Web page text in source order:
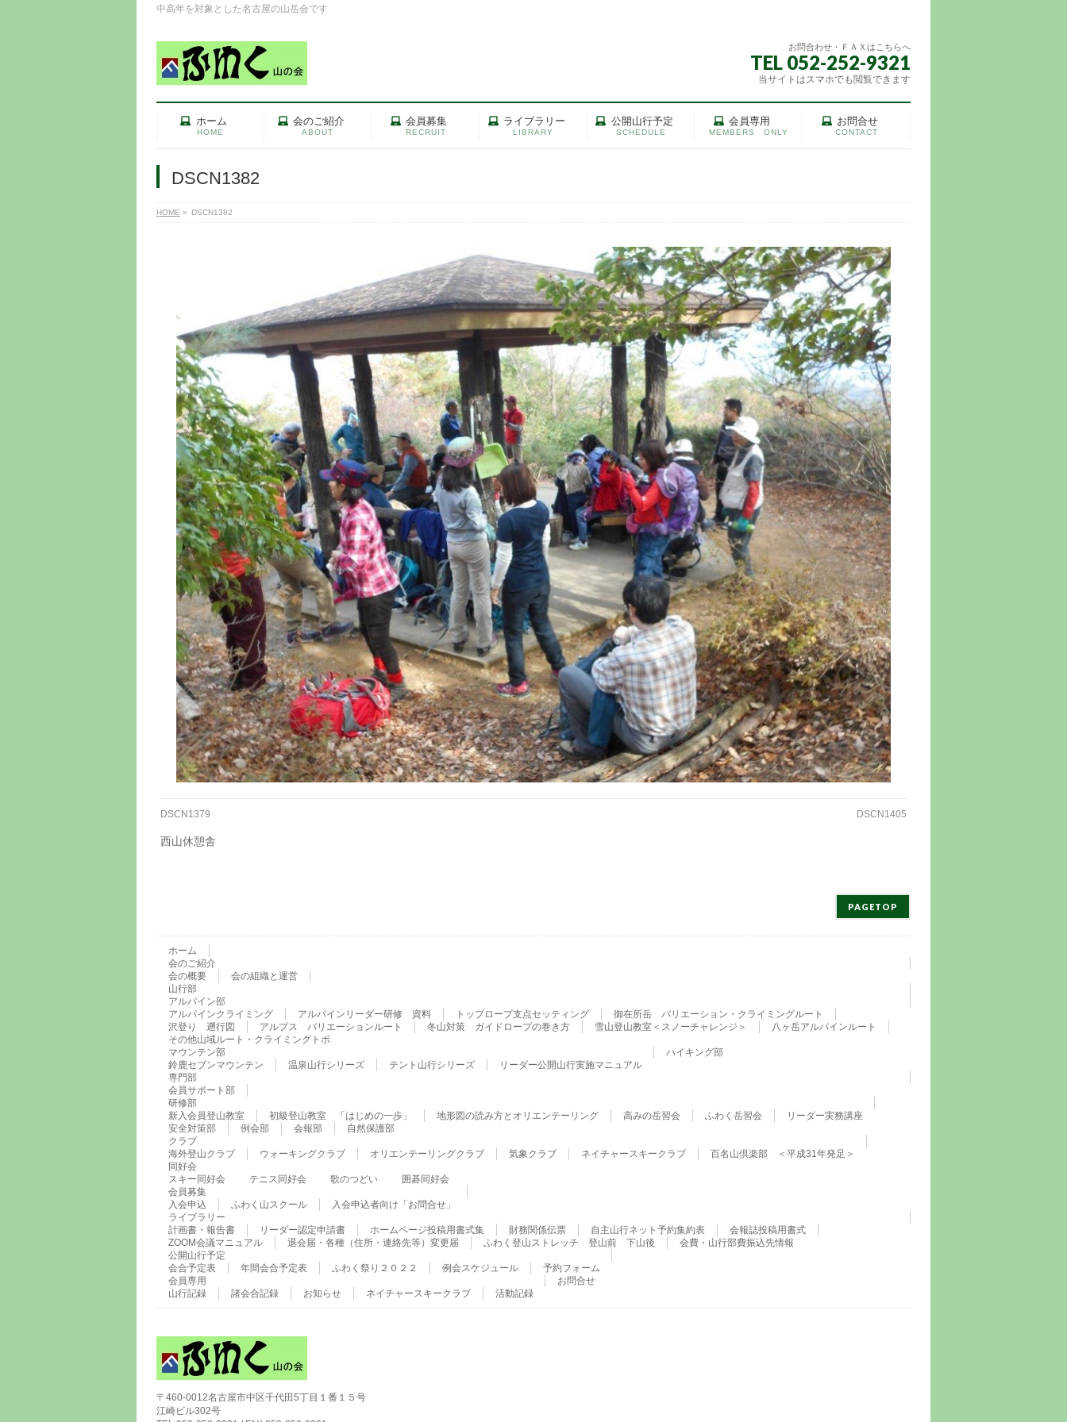
中高年を対象とした名古屋の山岳会です
お問合わせ・ＦＡＸはこちらへ
TEL 052-252-9321
当サイトはスマホでも閲覧できます
ホーム
HOME
会のご紹介
ABOUT
会員募集
RECRUIT
ライブラリー
LIBRARY
公開山行予定
SCHEDULE
会員専用
MEMBERS ONLY
お問合せ
CONTACT
DSCN1382
HOME » DSCN1382
DSCN1379 DSCN1405
西山休憩舎
PAGETOP
ホーム
会のご紹介
会の概要
会の組織と運営
山行部
アルパイン部
アルパインクライミング
アルパインリーダー研修 資料 トップロープ支点セッティング
御在所岳 バリエーション・クライミングルート
沢登り 遡行図
アルプス バリエーションルート 冬山対策 ガイドロープの巻き方 雪山登山教室＜スノーチャレンジ＞
八ヶ岳アルパインルート
その他山域ルート・クライミングトポ
マウンテン部
鈴鹿セブンマウンテン
温泉山行シリーズ テント山行シリーズ リーダー公開山行実施マニュアル
ハイキング部
専門部
会員サポート部
研修部
新入会員登山教室
初級登山教室 「はじめの一歩」 地形図の読み方とオリエンテーリング 高みの岳習会 ふわく岳習会
リーダー実務講座
安全対策部
例会部 会報部
自然保護部
クラブ
海外登山クラブ
ウォーキングクラブ オリエンテーリングクラブ 気象クラブ ネイチャースキークラブ
百名山倶楽部 ＜平成31年発足＞
同好会
スキー同好会
テニス同好会 歌のつどい
囲碁同好会
会員募集
入会申込
ふわく山スクール
入会申込者向け「お問合せ」
ライブラリー
計画書・報告書
リーダー認定申請書 ホームページ投稿用書式集 財務関係伝票 自主山行ネット予約集約表
会報誌投稿用書式
ZOOM会議マニュアル
退会届・各種（住所・連絡先等）変更届 ふわく登山ストレッチ 登山前 下山後
会費・山行部費振込先情報
公開山行予定
会合予定表
年間会合予定表 ふわく祭り２０２２ 例会スケジュール
予約フォーム
会員専用
山行記録
諸会合記録 お知らせ ネイチャースキークラブ 活動記録
お問合せ
〒460-0012名古屋市中区千代田5丁目１番１５号
江崎ビル302号